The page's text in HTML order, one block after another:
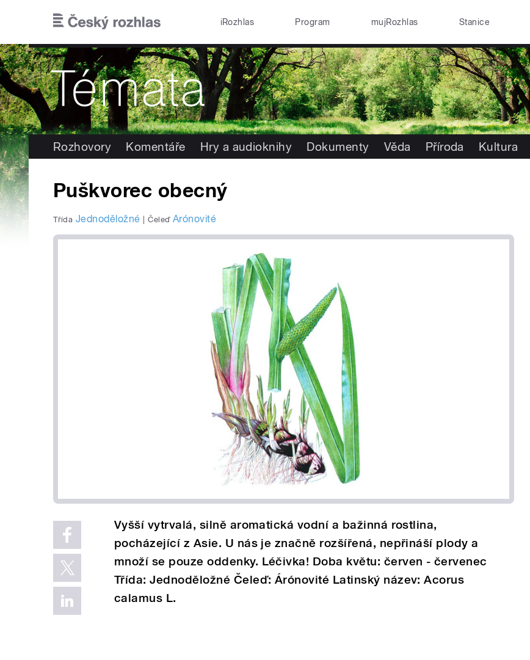
iRozhlas Program mujRozhlas Stanice
Rozhovory Komentáře Hry a audioknihy Dokumenty Věda Příroda Kultura
Puškvorec obecný
Třída Jednoděložné Čeleď Arónovité
Vyšší vytrvalá, silně aromatická vodní a bažinná rostlina,
pocházející z Asie. U nás je značně rozšířená, nepřináší plody a
množí se pouze oddenky. Léčivka! Doba květu: červen - červenec
Třída: Jednoděložné Čeleď: Árónovité Latinský název: Acorus
calamus L.